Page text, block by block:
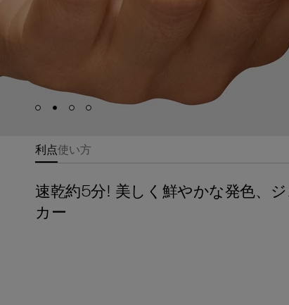
Skip to slide
Skip to slide
Skip to slide
Skip to slide
利点使い方
速乾約5分! 美しく鮮やかな発色、
カー